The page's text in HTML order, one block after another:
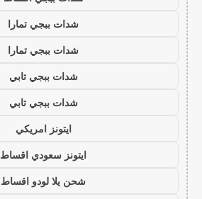
شدات ببجي تمارا
شدات ببجي تمارا
شدات ببجي تابي
شدات ببجي تابي
ايتونز امريكي
ايتونز سعودي اقساط
شحن يلا لودو اقساط